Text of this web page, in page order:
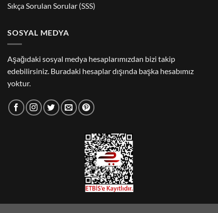
Sıkça Sorulan Sorular (SSS)
SOSYAL MEDYA
Aşağıdaki sosyal medya hesaplarımızdan bizi takip
edebilirsiniz. Buradaki hesaplar dışında başka hesabımız
yoktur.